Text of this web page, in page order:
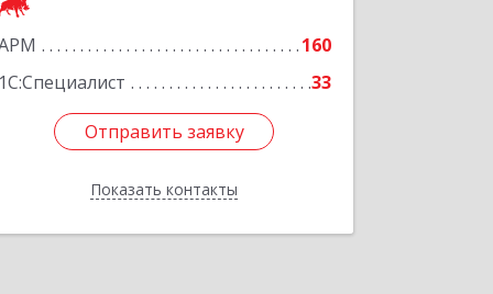
160
1С:Специалист
33
Отправить заявку
Показать контакты
Отправить заявку
Назад